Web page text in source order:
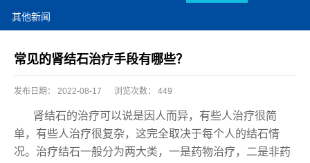
其他新闻
常见的肾结石治疗手段有哪些？
发布日期： 2022-08-17 浏览次数： 449
肾结石的治疗可以说是因人而异，有些人治疗很简
单，有些人治疗很复杂，这完全取决于每个人的结石情
况。治疗结石一般分为两大类，一是药物治疗，二是非药